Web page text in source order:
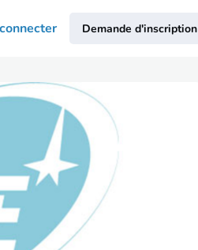
Demande d'inscription